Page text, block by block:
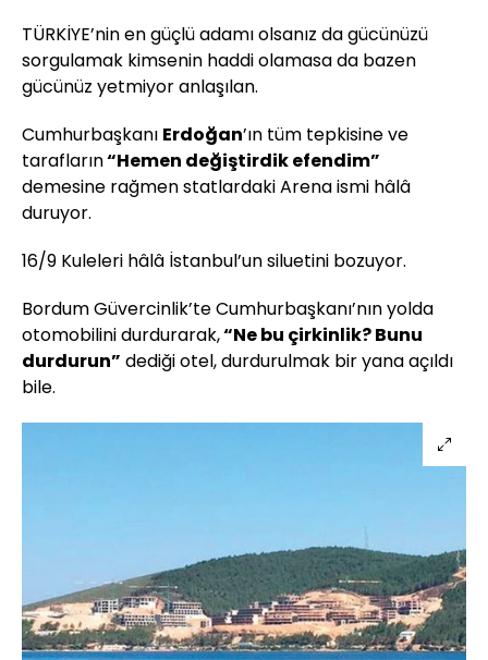
TÜRKİYE’nin en güçlü adamı olsanız da gücünüzü
sorgulamak kimsenin haddi olamasa da bazen
gücünüz yetmiyor anlaşılan.
Cumhurbaşkanı Erdoğan’ın tüm tepkisine ve
tarafların“Hemen değiştirdik efendim”
demesine rağmen statlardaki Arena ismi hâlâ
duruyor.
16/9 Kuleleri hâlâ İstanbul’un siluetini bozuyor.
Bordum Güvercinlik’te Cumhurbaşkanı’nın yolda
otomobilini durdurarak,“Ne bu çirkinlik? Bunu
durdurun” dediği otel, durdurulmak bir yana açıldı
bile.